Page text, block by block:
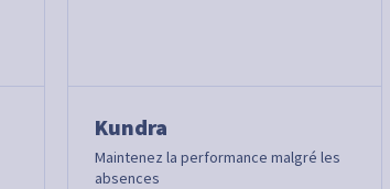
Kundra
Maintenez la performance malgré les
absences